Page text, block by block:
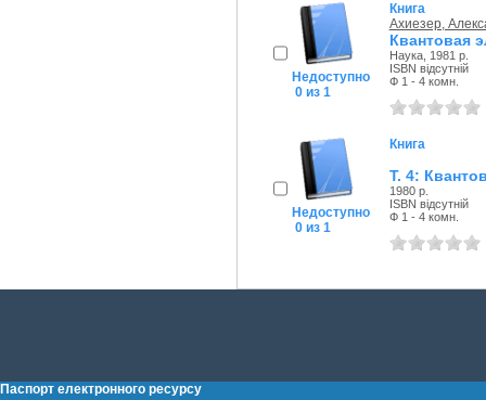
Недоступно
0 из 1
Книга
Ахиезер,
Квантовая
Наука, 1981 р.
ISBN відсутній
Ф 1 - 4 комн.
Недоступно
0 из 1
Книга
Т. 4:
1980 р.
ISBN відсутній
Ф 1 - 4 комн.
Паспорт електронного ресурсу